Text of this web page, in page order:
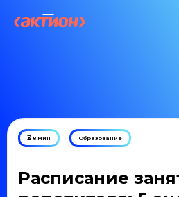
⏳ 8 мин Образование
Расписание